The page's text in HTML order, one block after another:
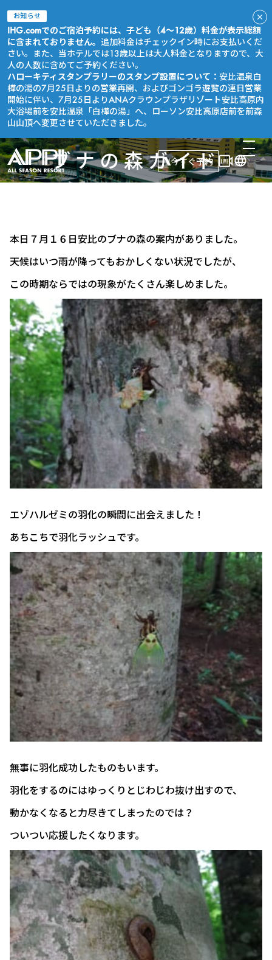
お知らせ
IHG.comでのご宿泊予約には、子ども（4～12歳）料金が表示総額
に含まれておりません。 追加料金はチェックイン時にお支払いくだ
さい。また、当ホテルでは13歳以上は大人料金となりますので、大
人の人数に含めてご予約ください。
ハローキティスタンプラリーのスタンプ設置について： 安比温泉白
樺の湯の7月25日よりの営業再開、およびゴンゴラ遊覧の連日営業
開始に伴い、7月25日よりANAクラウンプラザリゾート安比高原内
大浴場前を安比温泉「白樺の湯」へ、ローソン安比高原店前を前森
山山頂へ変更させていただきました。
今すぐ予約
ブナの森ガイド
本日７月１６日安比のブナの森の案内がありました。
天候はいつ雨が降ってもおかしくない状況でしたが、
この時期ならではの現象がたくさん楽しめました。
エゾハルゼミの羽化の瞬間に出会えました！
あちこちで羽化ラッシュです。
無事に羽化成功したものもいます。
羽化をするのにはゆっくりとじわじわ抜け出すので、
動かなくなると力尽きてしまったのでは？
ついつい応援したくなります。